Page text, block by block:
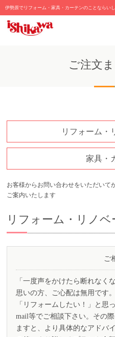
伊勢原でリフォーム・家具・カーテンのことならい
ご注文
リフォーム・
家具・
お客様からお問い合わせをいただいて
ご案内いたします
リフォーム・リノベ
ご
「一度声をかけたら断れな
思いの方、ご心配は無用です。
「リフォームしたい！」と思
mail等でご相談下さい。その
ますと、より具体的なアドバ